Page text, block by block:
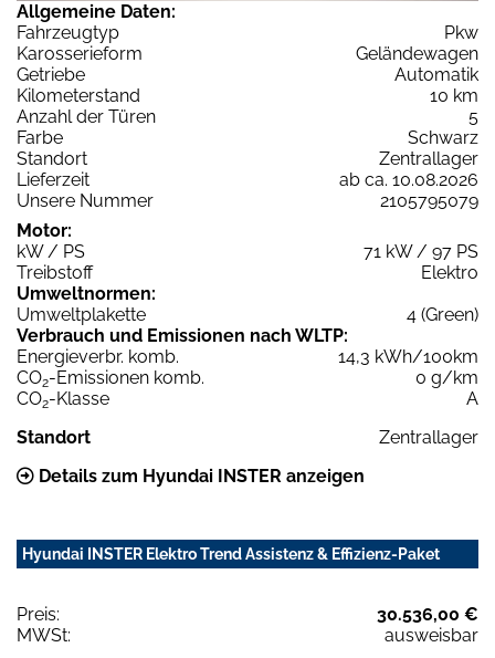
Allgemeine Daten:
Fahrzeugtyp
Pkw
Karosserieform
Geländewagen
Getriebe
Automatik
Kilometerstand
10 km
Anzahl der Türen
5
Farbe
Schwarz
Standort
Zentrallager
Lieferzeit
ab ca. 10.08.2026
Unsere Nummer
2105795079
Motor:
kW / PS
71 kW / 97 PS
Treibstoff
Elektro
Umweltnormen:
Umweltplakette
4 (Green)
Verbrauch und Emissionen nach WLTP:
Energieverbr. komb.
14,3 kWh/100km
CO2-Emissionen komb.
0 g/km
CO2-Klasse
A
Standort
Zentrallager
Details zum Hyundai INSTER anzeigen
Hyundai INSTER Elektro Trend Assistenz & Effizienz-Paket
Preis:
30.536,00 €
MWSt:
ausweisbar